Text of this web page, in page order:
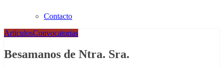
Contacto
ArtículosConvocatorias
Besamanos de Ntra. Sra.